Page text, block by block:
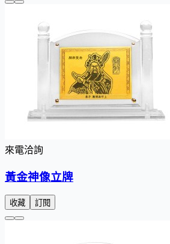
來電洽詢
黃金神像立牌
收藏 訂閱